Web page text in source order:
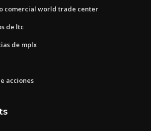
comercial world trade center
de ltc
de mplx
acciones